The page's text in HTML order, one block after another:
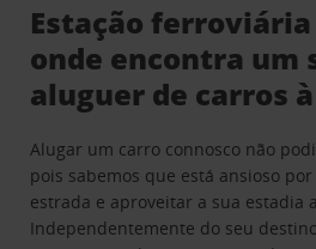
Estação
onde encontra um
aluguer de carros
Alugar um carro connosco não
pois sabemos que está ansioso
estrada e aproveitar a sua estadia
Independentemente do seu